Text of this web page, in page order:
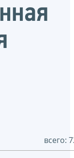
всего: